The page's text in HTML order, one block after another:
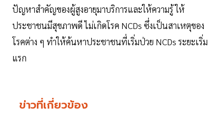
ปัญหาสำคัญของผู้สูงอายุมาบริการและให้ความรู้ ให้
ประชาชนมีสุขภาพดี ไม่เกิดโรค NCDs ซึ่งเป็นสาเหตุของ
โรคต่าง ๆ ทำให้ค้นหาประชาชนที่เริ่มป่วย NCDs ระยะเริ่ม
แรก
ข่าวที่เกี่ยวข้อง